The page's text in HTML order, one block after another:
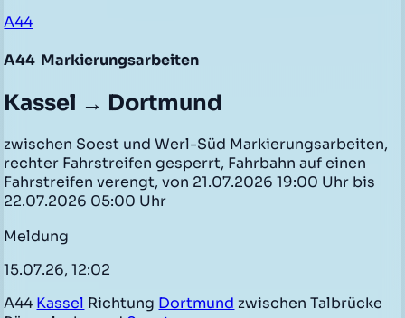
A44
A44 Markierungsarbeiten
Kassel → Dortmund
zwischen Soest und Werl-Süd Markierungsarbeiten,
rechter Fahrstreifen gesperrt, Fahrbahn auf einen
Fahrstreifen verengt, von 21.07.2026 19:00 Uhr bis
22.07.2026 05:00 Uhr
Meldung
15.07.26, 12:02
A44 Kassel Richtung Dortmund zwischen Talbrücke